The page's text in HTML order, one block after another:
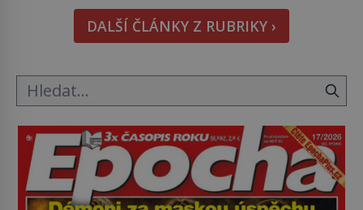
sledoval, když se například procházel uličkami
lotyšské Rigy? Casanova v Pobaltí kontaktoval
tamní zednářské lóže. Nebyl v této oblasti žádným
DALŠÍ ČLÁNKY Z RUBRIKY ›